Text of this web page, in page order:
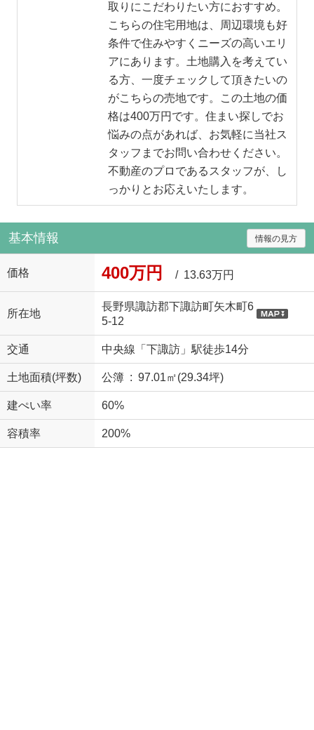
取りにこだわりたい方におすすめ。
こちらの住宅用地は、周辺環境も好
条件で住みやすくニーズの高いエリ
アにあります。土地購入を考えてい
る方、一度チェックして頂きたいの
がこちらの売地です。この土地の価
格は400万円です。住まい探しでお
悩みの点があれば、お気軽に当社ス
タッフまでお問い合わせください。
不動産のプロであるスタッフが、し
っかりとお応えいたします。
基本情報 情報の見方
価格 400万円 / 13.63万円
所在地
長野県諏訪郡下諏訪町矢木町6
5-12
交通 中央線「下諏訪」駅徒歩14分
土地面積(坪数) 公簿 : 97.01㎡(29.34坪)
建ぺい率 60%
容積率 200%